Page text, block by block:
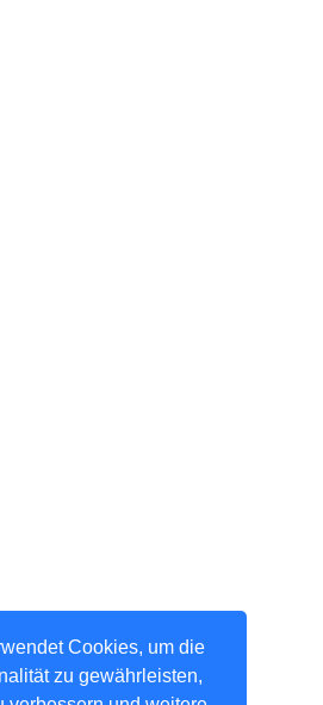
Cookies, um die
zu gewährleisten,